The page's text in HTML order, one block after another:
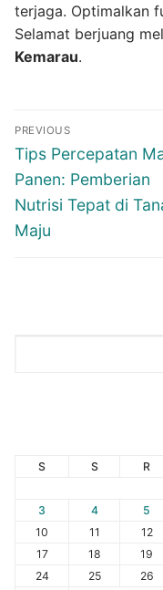
terjaga. Optimalkan
Selamat berjuang
Kemarau.
Navigasi
pos
PREVIOUS
Previous
post:
Tips Percepatan
Panen: Pemberian
Nutrisi Tepat di
Maju
S S R
3
4 5
10
11 12
17
18 19
24
25 26